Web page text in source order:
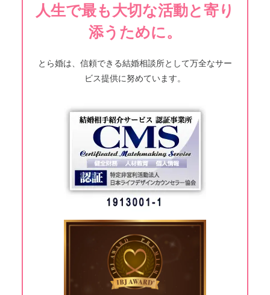
人生で最も大切な活動と寄り
添うために。
とら婚は、信頼できる結婚相談所として万全なサー
ビス提供に努めています。